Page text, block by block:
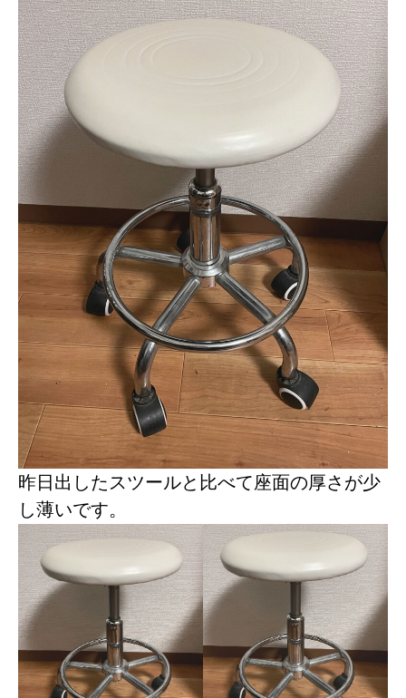
昨日出したスツールと比べて座面の厚さが少
し薄いです。